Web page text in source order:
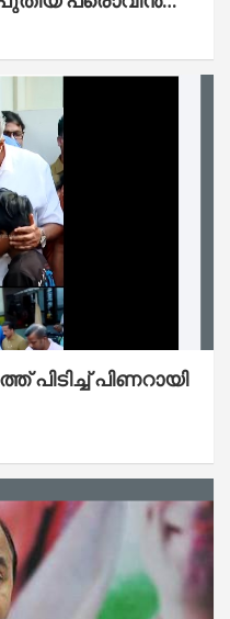
തുടക്കം
പിടിച്ച് പിണറായി